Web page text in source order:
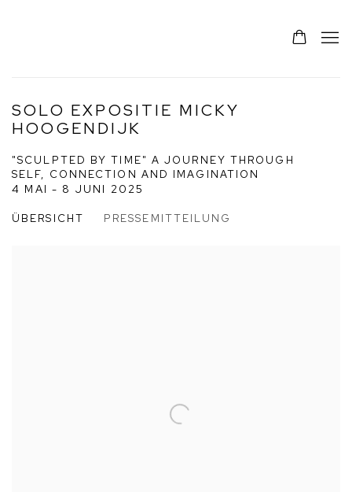
SOLO EXPOSITIE MICKY
HOOGENDIJK
"SCULPTED BY TIME" A JOURNEY THROUGH
SELF, CONNECTION AND IMAGINATION
4 MAI - 8 JUNI 2025
ÜBERSICHT PRESSEMITTEILUNG